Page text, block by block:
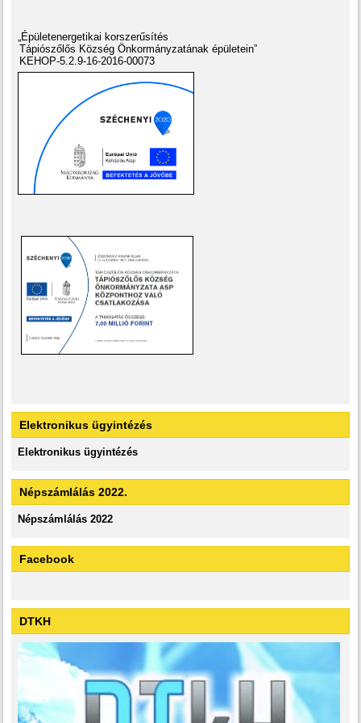
„Épületenergetikai korszerűsítés
Tápiószőlős Község Önkormányzatának épületein”
KEHOP-5.2.9-16-2016-00073
Elektronikus ügyintézés
Elektronikus ügyintézés
Népszámlálás 2022.
Népszámlálás 2022
Facebook
DTKH